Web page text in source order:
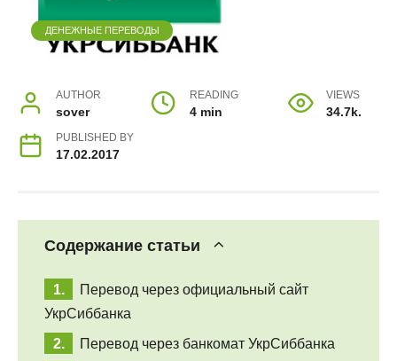
ДЕНЕЖНЫЕ ПЕРЕВОДЫ
AUTHOR
sover
READING
4 min
VIEWS
34.7k.
PUBLISHED BY
17.02.2017
Содержание статьи
Перевод через официальный сайт
УкрСиббанка
Перевод через банкомат УкрСиббанка